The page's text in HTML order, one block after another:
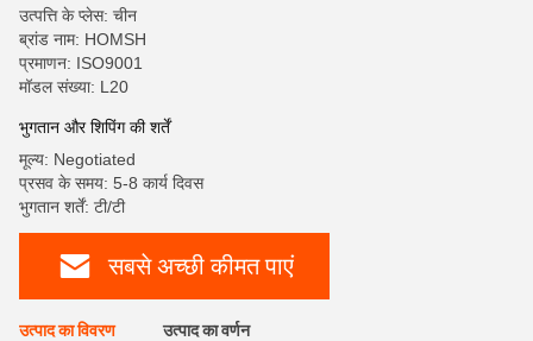
उत्पत्ति के प्लेस: चीन
ब्रांड नाम: HOMSH
प्रमाणन: ISO9001
मॉडल संख्या: L20
भुगतान और शिपिंग की शर्तें
मूल्य: Negotiated
प्रसव के समय: 5-8 कार्य दिवस
भुगतान शर्तें: टी/टी
सबसे अच्छी कीमत पाएं
उत्पाद का विवरण उत्पाद का वर्णन